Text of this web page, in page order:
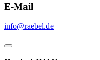
E-Mail
info@raebel.de